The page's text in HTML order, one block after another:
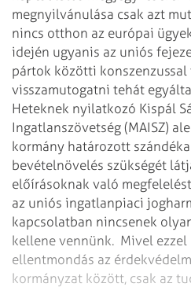
megnyilvánulása csak azt
nincs otthon az európai
idején ugyanis az uniós
pártok közötti
visszamutogatni tehát
Heteknek nyilatkozó Kispál
Ingatlanszövetség (MAISZ)
kormány határozott
bevételnövelés szükségét
előírásoknak való
az uniós ingatlanpiaci
kapcsolatban nincsenek
kellene vennünk. Mivel
ellentmondás az
kormányzat között, csak az